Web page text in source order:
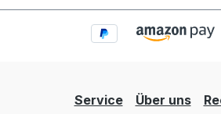
Service Über uns